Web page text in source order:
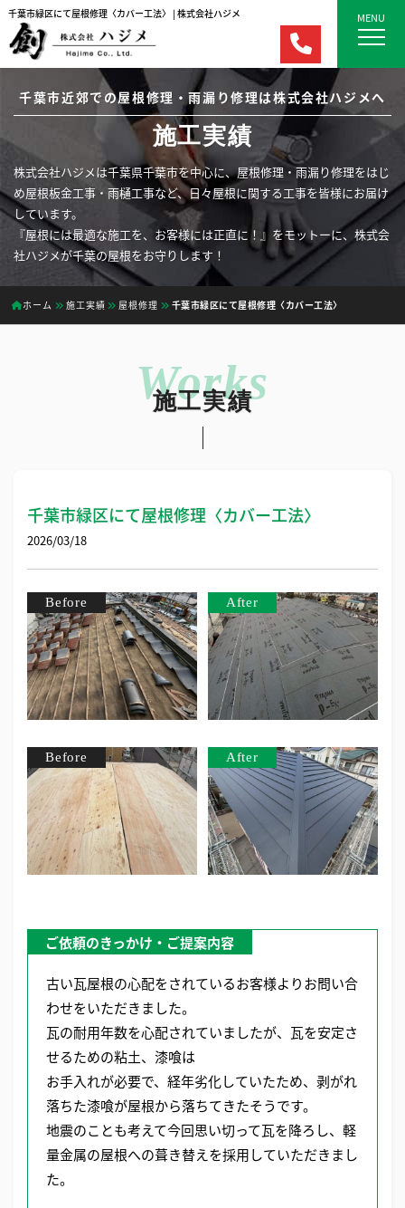
千葉市緑区にて屋根修理〈カバー工法〉 | 株式会社ハジメ MENU
千葉市近郊での屋根修理・雨漏り修理は株式会社ハジメへ
施工実績
株式会社ハジメは千葉県千葉市を中心に、屋根修理・雨漏り修理をはじ
め屋根板金工事・雨樋工事など、日々屋根に関する工事を皆様にお届け
しています。
『屋根には最適な施工を、お客様には正直に！』をモットーに、株式会
社ハジメが千葉の屋根をお守りします！
ホーム 施工実績 屋根修理 千葉市緑区にて屋根修理〈カバー工法〉
施工実績
千葉市緑区にて屋根修理〈カバー工法〉
2026/03/18
ご依頼のきっかけ・ご提案内容
古い瓦屋根の心配をされているお客様よりお問い合
わせをいただきました。
瓦の耐用年数を心配されていましたが、瓦を安定さ
せるための粘土、漆喰は
お手入れが必要で、経年劣化していたため、剥がれ
落ちた漆喰が屋根から落ちてきたそうです。
地震のことも考えて今回思い切って瓦を降ろし、軽
量金属の屋根への葺き替えを採用していただきまし
た。